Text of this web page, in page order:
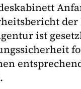
ist